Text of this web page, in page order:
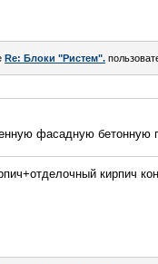
Re: Блоки "Ристем".
фасадную бетонную
кирпич